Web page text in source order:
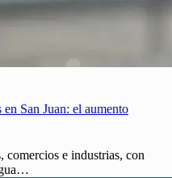
San Juan: el aumento
comercios e industrias, con